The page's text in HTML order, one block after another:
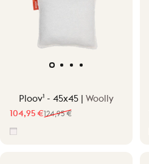
Ploov¹ - 45x45 | Woolly
Verkoopprijs
104,95 €
Normale prijs
124,95 €
Off-White/Grey